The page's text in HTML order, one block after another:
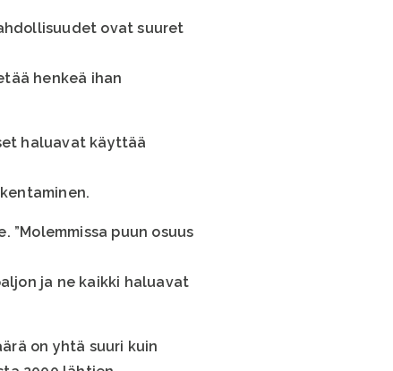
ovat suuret
henkeä ihan
haluavat käyttää
puun osuus
ja ne kaikki haluavat
on yhtä suuri kuin